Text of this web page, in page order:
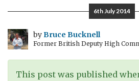
Лондонграде
6th July 2014
byBruce Bucknell
Former British Deputy High
This post was published